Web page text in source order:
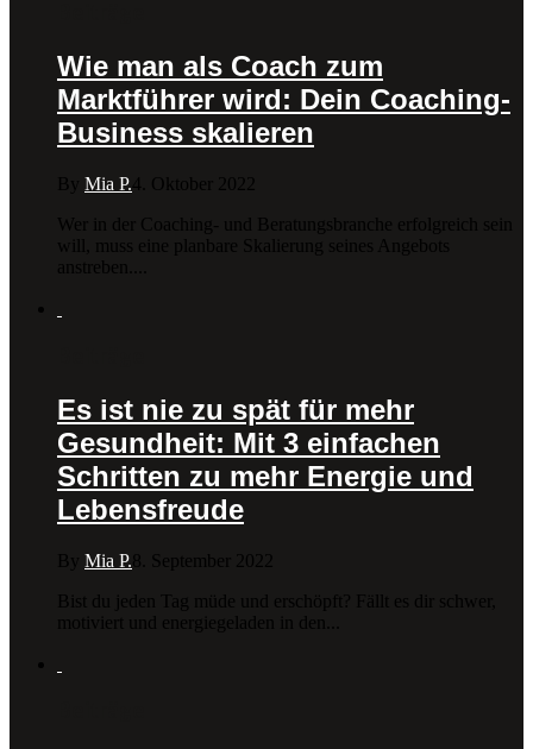
Wie man als Coach zum
Marktführer wird: Dein Coaching-
Business skalieren
By Mia P.4. Oktober 2022
Wer in der Coaching- und Beratungsbranche erfolgreich sein
will, muss eine planbare Skalierung seines Angebots
anstreben....
Es ist nie zu spät für mehr
Gesundheit: Mit 3 einfachen
Schritten zu mehr Energie und
Lebensfreude
By Mia P.8. September 2022
Bist du jeden Tag müde und erschöpft? Fällt es dir schwer,
motiviert und energiegeladen in den...